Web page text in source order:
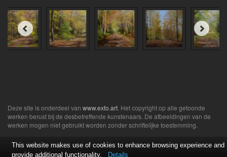
Deze site is onderdeel van www.exto.art . Het copyright op alle getoonde
werken berust bij de desbetreffende kunstenaars. De afbeeldingen van de
werken mogen niet gebruikt worden zonder schriftelijke toestemming.
This website makes use of cookies to enhance browsing experience and
provide additional functionality.
Details